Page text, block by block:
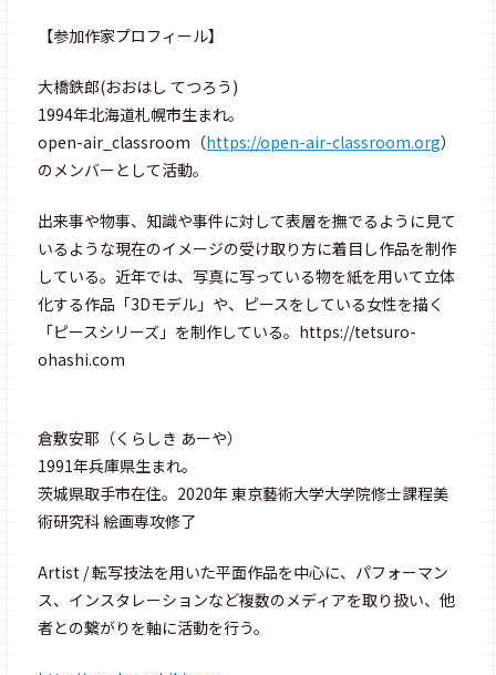
【参加作家プロフィール】
大橋鉄郎(おおはし てつろう)
1994年北海道札幌市生まれ。
open-air_classroom（https://open-air-classroom.org）
のメンバーとして活動。
出来事や物事、知識や事件に対して表層を撫でるように見て
いるような現在のイメージの受け取り方に着目し作品を制作
している。近年では、写真に写っている物を紙を用いて立体
化する作品「3Dモデル」や、ピースをしている女性を描く
「ピースシリーズ」を制作している。https://tetsuro-
ohashi.com
倉敷安耶（くらしき あーや）
1991年兵庫県生まれ。
茨城県取手市在住。2020年 東京藝術大学大学院修士課程美
術研究科 絵画専攻修了
Artist / 転写技法を用いた平面作品を中心に、パフォーマン
ス、インスタレーションなど複数のメディアを取り扱い、他
者との繋がりを軸に活動を行う。